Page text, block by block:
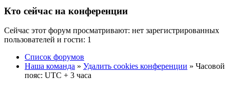
Кто сейчас на конференции
Сейчас этот форум просматривают: нет зарегистрированных
пользователей и гости: 1
Список форумов
Наша команда » Удалить cookies конференции » Часовой
пояс: UTC + 3 часа